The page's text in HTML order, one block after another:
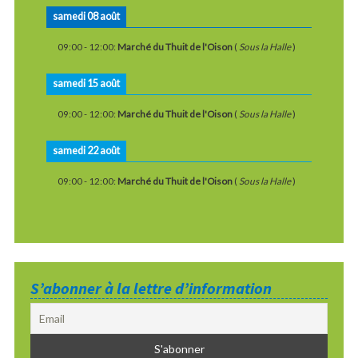
samedi 08 août
09:00- 12:00: Marché du Thuit de l'Oison( Sous la Halle)
samedi 15 août
09:00- 12:00: Marché du Thuit de l'Oison( Sous la Halle)
samedi 22 août
09:00- 12:00: Marché du Thuit de l'Oison( Sous la Halle)
S’abonner à la lettre d’information